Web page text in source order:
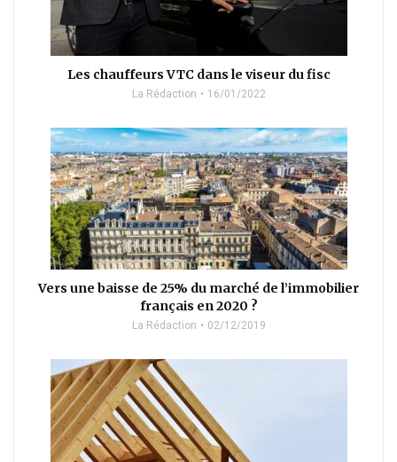
Les chauffeurs VTC dans le viseur du fisc
La Rédaction 16/01/2022
Vers une baisse de 25% du marché de l’immobilier
français en 2020 ?
La Rédaction 02/12/2019